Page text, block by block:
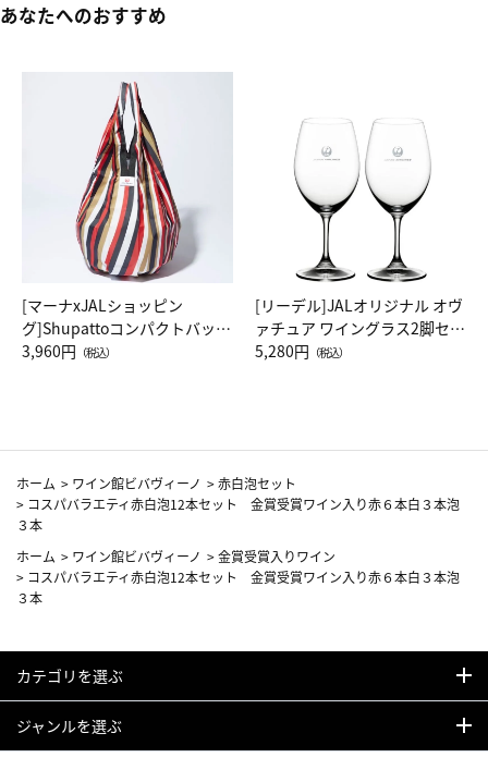
あなたへのおすすめ
[マーナxJALショッピン
グ]Shupattoコンパクトバッグ
Drop JAL客室乗務員（LC）ス
3,960円 （税込）
[リーデル]JALオリジナル オヴ
ァチュア ワイングラス2脚セッ
ト（レッドワイン）
5,280円 （税込）
ホーム > ワイン館ビバヴィーノ >赤白泡セット
> コスパバラエティ赤白泡12本セット 金賞受賞ワイン入り赤６本白３本泡
３本
ホーム > ワイン館ビバヴィーノ >金賞受賞入りワイン
> コスパバラエティ赤白泡12本セット 金賞受賞ワイン入り赤６本白３本泡
３本
カテゴリを選ぶ
ジャンルを選ぶ